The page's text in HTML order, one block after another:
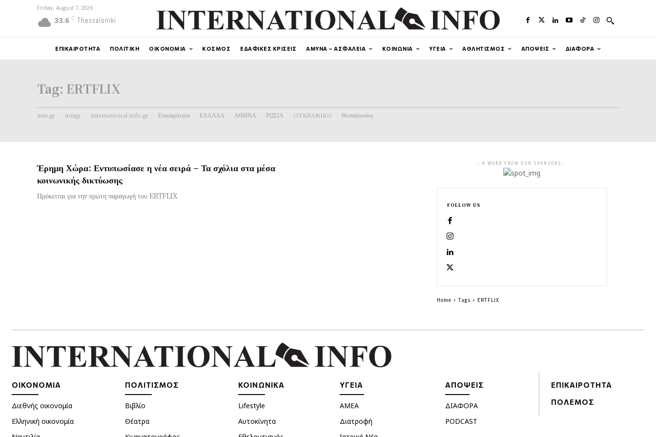
Friday, August 7, 2026
33.6 C Thessaloniki
ΕΠΙΚΑΙΡΟΤΗΤΑ ΠΟΛΙΤΙΚΗ ΟΙΚΟΝΟΜΙΑ ΚΟΣΜΟΣ ΕΔΑΦΙΚΕΣ ΚΡΙΣΕΙΣ ΑΜΥΝΑ – ΑΣΦΑΛΕΙΑ ΚΟΙΝΩΝΙΑ ΥΓΕΙΑ ΑΘΛΗΤΙΣΜΟΣ ΑΠΟΨΕΙΣ ΔΙΑΦΟΡΑ
Tag: ERTFLIX
inin.gr iningr International Info.gr Επικαιρότητα ΕΛΛΑΔΑ ΑΘΗΝΑ ΡΩΣΙΑ OYKRANIKO Θεσσαλονίκη
Έρημη Χώρα: Εντυπωσίασε η νέα σειρά – Τα σχόλια στα μέσα
κοινωνικής δικτύωσης
Πρόκειται για την πρώτη παραγωγή του ERTFLIX
- A WORD FROM OUR SPONSORS -
FOLLOW US
Home Tags ERTFLIX
ΟΙΚΟΝΟΜΙΑ
Διεθνής οικονομία
Ελληνική οικονομία
ΠΟΛΙΤΙΣΜΟΣ
Βιβλίο
Θέατρα
ΚΟΙΝΩΝΙΚΑ
Lifestyle
Αυτοκίνητα
ΥΓΕΙΑ
ΑΜΕΑ
Διατροφή
ΑΠΟΨΕΙΣ
ΔΙΑΦΟΡΑ
PODCAST
ΕΠΙΚΑΙΡΟΤΗΤΑ
ΠΟΛΕΜΟΣ